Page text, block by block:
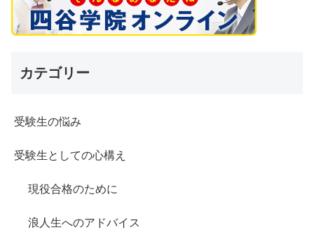
カテゴリー
受験生の悩み
受験生としての心構え
現役合格のために
浪人生へのアドバイス